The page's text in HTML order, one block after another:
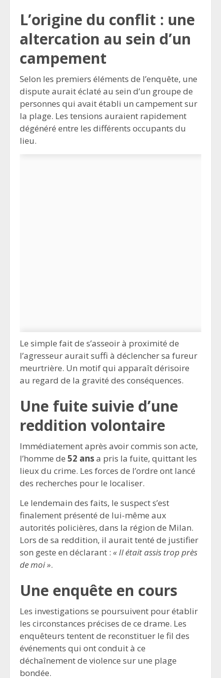
L’origine du conflit : une
altercation au sein d’un
campement
Selon les premiers éléments de l’enquête, une
dispute aurait éclaté au sein d’un groupe de
personnes qui avait établi un campement sur
la plage. Les tensions auraient rapidement
dégénéré entre les différents occupants du
lieu.
Le simple fait de s’asseoir à proximité de
l’agresseur aurait suffi à déclencher sa fureur
meurtrière. Un motif qui apparaît dérisoire
au regard de la gravité des conséquences.
Une fuite suivie d’une
reddition volontaire
Immédiatement après avoir commis son acte,
l’homme de 52 ansa pris la fuite, quittant les
lieux du crime. Les forces de l’ordre ont lancé
des recherches pour le localiser.
Le lendemain des faits, le suspect s’est
finalement présenté de lui-même aux
autorités policières, dans la région de Milan.
Lors de sa reddition, il aurait tenté de justifier
son geste en déclarant : « Il était assis trop près
de moi ».
Une enquête en cours
Les investigations se poursuivent pour établir
les circonstances précises de ce drame. Les
enquêteurs tentent de reconstituer le fil des
événements qui ont conduit à ce
déchaînement de violence sur une plage
bondée.